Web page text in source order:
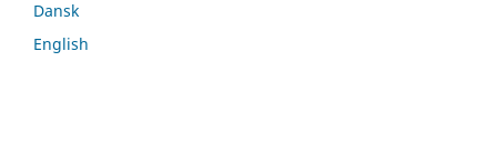
Dansk
English